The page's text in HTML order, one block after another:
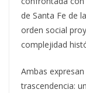
de Santa Fe de
orden social
complejidad
Ambas
trascendencia: